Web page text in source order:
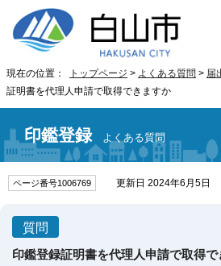
現在の位置： トップページ > よくある質問 > 届
証明書を代理人申請で取得できますか
印鑑登録よくある質問
ページ番号1006769 更新日 2024年6月5日
質問
印鑑登録証明書を代理人申請で取得